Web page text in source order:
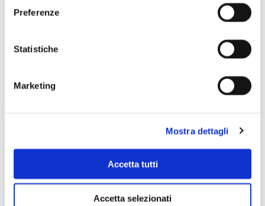
Preferenze
Statistiche
Marketing
Mostra dettagli
Accetta tutti
Accetta selezionati